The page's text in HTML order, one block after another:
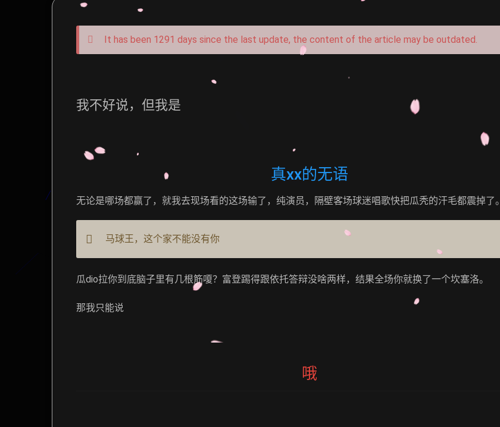
It has been 1291 days since the last update, the content of the article may be outdated.
我不好说，但我是
真xx的无语
无论是哪场都赢了，就我去现场看的这场输了，纯演员，隔壁客场球迷唱歌快把瓜秃的汗毛都震掉了。
马球王，这个家不能没有你
瓜dio拉你到底脑子里有几根筋嗄？富登踢得跟依托答辩没啥两样，结果全场你就换了一个坎塞洛。
那我只能说
哦